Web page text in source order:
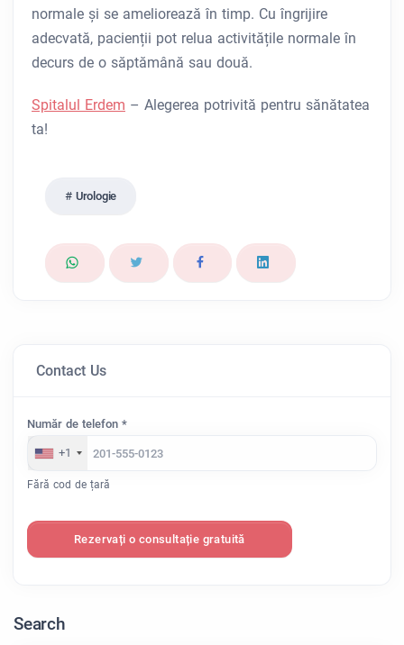
normale și se ameliorează în timp. Cu îngrijire
adecvată, pacienții pot relua activitățile normale în
decurs de o săptămână sau două.
Spitalul Erdem – Alegerea potrivită pentru sănătatea
ta!
Urologie
Contact Us
Număr de telefon *
+1
Fără cod de țară
Rezervați o consultație gratuită
Search